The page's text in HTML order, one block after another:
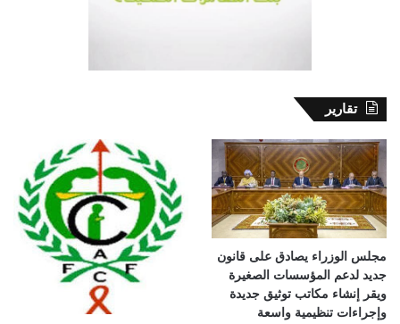
تقارير
مجلس الوزراء يصادق على قانون
جديد لدعم المؤسسات الصغيرة
ويقر إنشاء مكاتب توثيق جديدة
وإجراءات تنظيمية واسعة